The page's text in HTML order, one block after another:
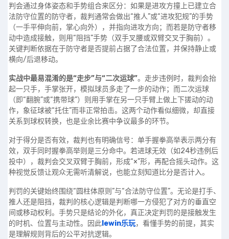
判会通过身体姿态和手势组合来区分：如果是进攻方撞上已建立合
法防守位置的防守者，裁判通常会做出“推人”或“进攻犯规”的手势
（一手平伸向前，掌心向外），并指向进攻方向；而若是防守者移
动中造成接触，则用“阻挡”手势（双手叉腰或双臂交叉于胸前）。
关键判断依据在于防守者是否提前占据了合法位置，并保持静止或
横向/后退移动。
实战中最易混淆的是“走步”与“二次运球”。走步违例时，裁判会抬
起一只手，手掌张开，模拟球员多走了一步的动作；而二次运球
（即“翻腕”或“携带球”）则用手掌在另一只手臂上做上下搓动的动
作，象征球被“托住”而非正常拍击。这两个动作看似细微，却直接
关系到球权转换，也是业余比赛中争议最多的环节。
对于得分是否有效，裁判也有明确信号：单手握拳高举表示两分有
效，双手同时握拳高举则是三分命中。若进球无效（如24秒违例后
投中），裁判会交叉双臂于胸前，形成“×”形，再配合摇头动作。这
种视觉反馈让观众无需听清解说，也能立刻知道比分是否计入。
判罚的关键始终围绕“圆柱体原则”与“合法防守位置”。无论是打手、
推人还是阻挡，裁判的核心逻辑是判断哪一方侵犯了对方的垂直空
间或移动权利。手势只是结论的外化，真正决定判罚的是接触发生
的时机、位置与主动性。因此 lewin乐玩，看懂手势的前提，其实
是理解规则背后的公平对抗逻辑。